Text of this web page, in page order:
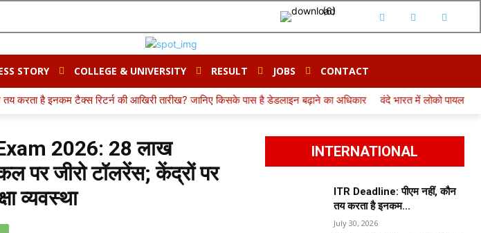
STORY COLLEGE & UNIVERSITY RESULT JOBS CONTACT
रिटर्न की आखिरी तारीख? जानिए किसके पास है डेडलाइन बढ़ाने का अधिकार वंदे भारत में लोको पायलट कैसे बनते हैं? अलग
2026: 28 लाख
पर जीरो टॉलरेंस; केंद्रों पर
व्यवस्था
INTERNATIONAL
ITR Deadline: पीएम नहीं, कौन
तय करता है इनकम...
July 30, 2026